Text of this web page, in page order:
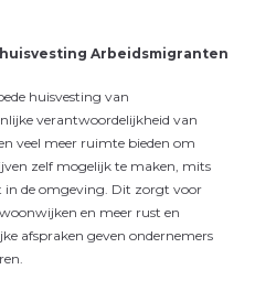
Arbeidsmigranten
huisvesting van
verantwoordelijkheid van
veel meer ruimte bieden om
zelf mogelijk te maken, mits
in de omgeving. Dit zorgt voor
en meer rust en
afspraken geven ondernemers